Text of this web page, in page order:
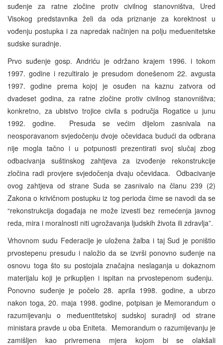
suđenje za ratne zločine protiv civilnog stanovništva, Ured
Visokog predstavnika želi da oda priznanje za korektnost u
vođenju postupka i za napredak načinjen na polju međuenitetske
sudske suradnje.
Prvo suđenje gosp. Andriću je održano krajem 1996. i tokom
1997. godine i rezultiralo je presudom donešenom 22. avgusta
1997. godine prema kojoj je osuđen na kaznu zatvora od
dvadeset godina, za ratne zločine protiv civilnog stanovništva;
konkretno, za ubistvo trojice civila s područja Rogatice u junu
1992. godine. Presuda se većim dijelom zasnivala na
neosporavanom svjedočenju dvoje očevidaca budući da odbrana
nije mogla tačno i u potpunosti prezentirati svoj slučaj zbog
odbacivanja suštinskog zahtjeva za izvođenje rekonstrukcije
zločina radi provjere svjedočenja dvaju očevidaca. Odbacivanje
ovog zahtjeva od strane Suda se zasnivalo na članu 239 (2)
Zakona o krivičnom postupku iz tog perioda čime se navodi da se
“rekonstrukcija događaja ne može izvesti bez remećenja javnog
reda, mira i moralnosti niti ugrožavanja ljudskih života ili zdravlja”.
Vrhovnom sudu Federacije je uložena žalba i taj Sud je poništio
prvostepenu presudu i naložio da se izvrši ponovno suđenje na
osnovu toga što su postojala značajna neslaganja u dokaznom
materijalu koji je prikupljen i ispitan na prvostepenom suđenju.
Ponovno suđenje je počelo 28. aprila 1998. godine, a ubrzo
nakon toga, 20. maja 1998. godine, potpisan je Memorandum o
razumijevanju o međuentitetskoj sudskoj suradnji od strane
ministara pravde u oba Eniteta. Memorandum o razumijevanju je
zamišljen kao privremena mjera kojom bi se olakšali